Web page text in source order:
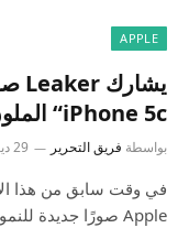
APPLE
“iPhone 5c الملون”.
بواسطة فريق التحرير 29 ديسمبر، 2025